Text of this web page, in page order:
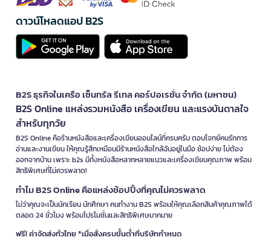
ดาวน์โหลดแอป B2S
B2S ธุรกิจในเครือ เซ็นทรัล รีเทล คอร์ปอเรชั่น จำกัด (มหาชน)
B2S Online แหล่งรวมหนังสือ เครื่องเขียน และแรงบันดาลใจ
สำหรับทุกวัย
B2S Online คือร้านหนังสือและเครื่องเขียนออนไลน์ที่ครบครัน ตอบโจทย์คนรักการ
อ่านและงานเขียน ให้คุณรู้สึกเหมือนมีร้านหนังสือใกล้ฉันอยู่ในมือ ช้อปง่าย ไม่ต้อง
ออกจากบ้าน เพราะ b2s มีทั้งหนังสือหลากหลายแนวและเครื่องเขียนคุณภาพ พร้อม
สิทธิพิเศษที่ไม่ควรพลาด!
ทำไม B2S Online คือแหล่งช้อปปิ้งที่คุณไม่ควรพลาด
ไม่ว่าคุณจะเป็นนักเรียน นักศึกษา คนทำงาน B2S พร้อมให้คุณเลือกสินค้าคุณภาพได้
ตลอด 24 ชั่วโมง พร้อมโปรโมชั่นและสิทธิพิเศษมากมาย
ฟรี! ค่าจัดส่งทั่วไทย *เมื่อสั่งครบขั้นต่ำที่บริษัทกำหนด